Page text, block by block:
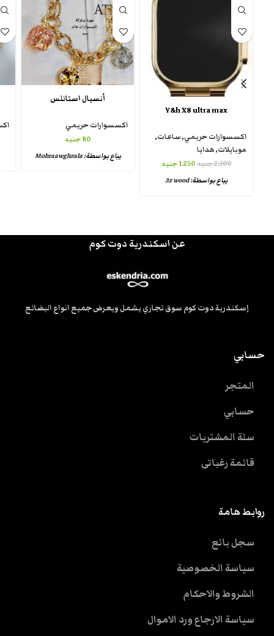
Y&h X8 ultra max
اكسسوارات حريمي,ساعات,
موبايلات,هدايا
2.300جنيه1.250جنيه
يباع بواسطة:3z wood
أنسيال استانلس
اكسسوارات حريمي
80جنيه
يباع بواسطة:Mohraawghzala
عن اسكندرية دوت كوم
إسكندرية دوت كوم سوق تجاري يشمل ويعرض جميع انواع البضائع
حسابي
المتجر
حسابي
سلة المشتريات
قائمة رغباتى
روابط هامة
سجل بائع
سياسة الخصوصية
الشروط والاحكام
سياسة الارجاع ورد الاموال